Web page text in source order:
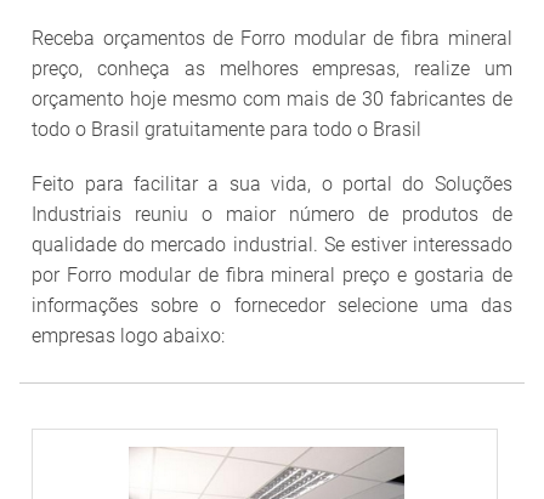
Receba orçamentos de Forro modular de fibra mineral
preço, conheça as melhores empresas, realize um
orçamento hoje mesmo com mais de 30 fabricantes de
todo o Brasil gratuitamente para todo o Brasil
Feito para facilitar a sua vida, o portal do Soluções
Industriais reuniu o maior número de produtos de
qualidade do mercado industrial. Se estiver interessado
por Forro modular de fibra mineral preço e gostaria de
informações sobre o fornecedor selecione uma das
empresas logo abaixo: